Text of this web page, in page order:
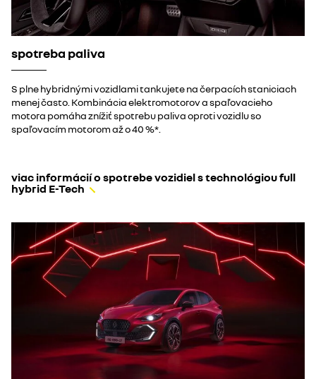
spotreba paliva
S plne hybridnými vozidlami tankujete na čerpacích staniciach
menej často. Kombinácia elektromotorov a spaľovacieho
motora pomáha znížiť spotrebu paliva oproti vozidlu so
spaľovacím motorom až o 40 %*.​
viac informácií o spotrebe vozidiel s technológiou full
hybrid E-Tech